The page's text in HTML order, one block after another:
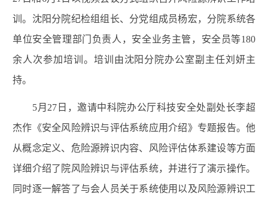
训。沈阳分院纪检组组长、分党组成员杨宏，分院系统各
单位安全管理部门负责人，安全业务主管，安全员等180
余人次参加培训。培训由沈阳分院办公室副主任刘妍主
持。
5月27日，邀请中科院办公厅科技安全处副处长李超
杰作《安全风险辨识与评估系统应用介绍》专题报告。他
从概念定义、危险源辨识内容、风险评估体系建设等方面
详细介绍了院风险辨识与评估系统，并进行了演示操作。
同时逐一解答了与会人员关于系统使用以及风险源辨识工